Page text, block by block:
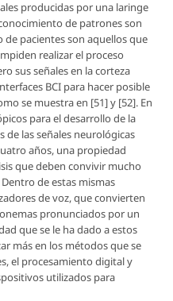
producidas por una laringe
de patrones son
pacientes son aquellos que
realizar el proceso
sus señales en la corteza
BCI para hacer posible
se muestra en [51] y [52]. En
para el desarrollo de la
de las señales neurológicas
años, una propiedad
que deben convivir mucho
de estas mismas
de voz, que convierten
pronunciados por un
que se le ha dado a estos
más en los métodos que se
el procesamiento digital y
utilizados para